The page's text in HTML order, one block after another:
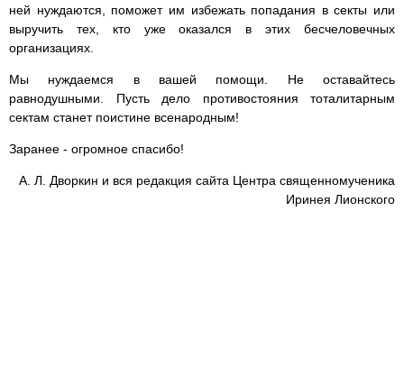
ней нуждаются, поможет им избежать попадания в секты или
выручить тех, кто уже оказался в этих бесчеловечных
организациях.
Мы нуждаемся в вашей помощи. Не оставайтесь
равнодушными. Пусть дело противостояния тоталитарным
сектам станет поистине всенародным!
Заранее - огромное спасибо!
А. Л. Дворкин и вся редакция сайта Центра священномученика
Иринея Лионского